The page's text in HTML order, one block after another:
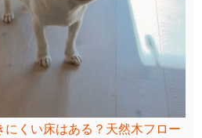
くい床はある？天然木フロー